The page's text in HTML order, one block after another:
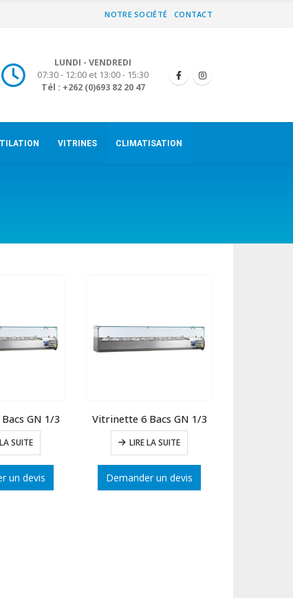
NOTRE SOCIÉTÉ CONTACT
LUNDI - VENDREDI
07:30 - 12:00 et 13:00 - 15:30
Tél : +262 (0)693 82 20 47
VITRINES CLIMATISATION
GN 1/3
SUITE
un devis
Vitrinette 6 Bacs GN 1/3
LIRE LA SUITE
Demander un devis